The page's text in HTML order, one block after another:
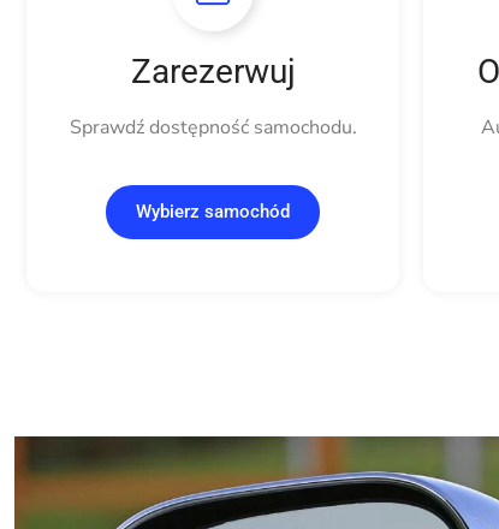
Zarezerwuj
Sprawdź dostępność samochodu.
Wybierz samochód